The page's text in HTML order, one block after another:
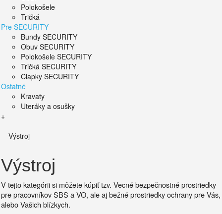
Polokošele
Tričká
Pre SECURITY
Bundy SECURITY
Obuv SECURITY
Polokošele SECURITY
Tričká SECURITY
Čiapky SECURITY
Ostatné
Kravaty
Uteráky a osušky
+
Výstroj
Výstroj
V tejto kategórii si môžete kúpiť tzv. Vecné bezpečnostné prostriedky
pre pracovníkov SBS a VO, ale aj bežné prostriedky ochrany pre Vás,
alebo Vašich blízkych.